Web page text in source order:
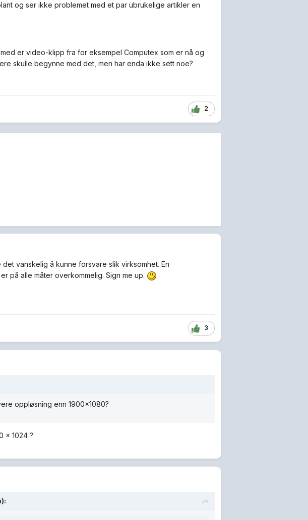
og ser ikke problemet med et par ubrukelige artikler en
er video-klipp fra for eksempel Computex som er nå og
skulle begynne med det, men har enda ikke sett noe?
2
vanskelig å kunne forsvare slik virksomhet. En
på alle måter overkommelig. Sign me up.
3
oppløsning enn 1900x1080?
x 1024 ?